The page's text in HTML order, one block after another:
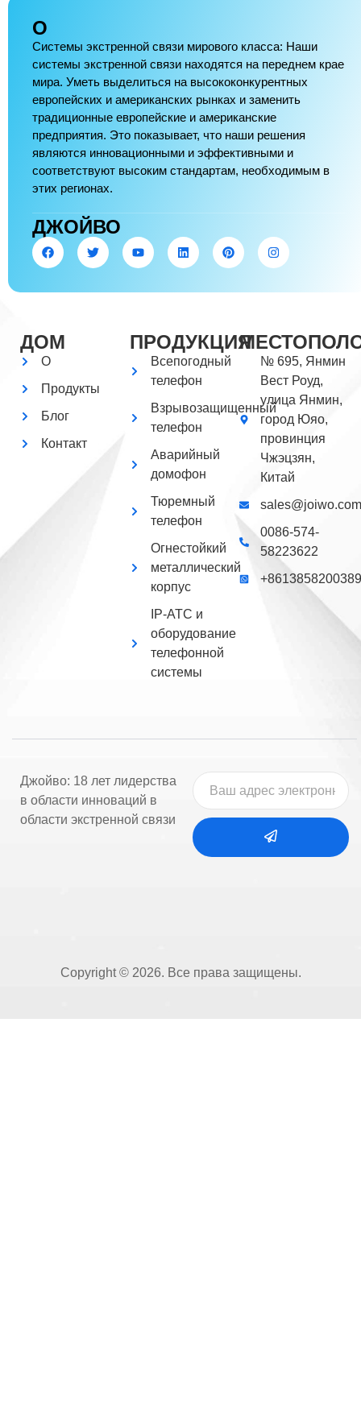
О
Системы экстренной связи мирового класса: Наши
системы экстренной связи находятся на переднем крае
мира. Уметь выделиться на высококонкурентных
европейских и американских рынках и заменить
традиционные европейские и американские
предприятия. Это показывает, что наши решения
являются инновационными и эффективными и
соответствуют высоким стандартам, необходимым в
этих регионах.
ДЖОЙВО
ДОМ
О
Продукты
Блог
Контакт
ПРОДУКЦИЯ
Всепогодный
телефон
Взрывозащищенный
телефон
Аварийный
домофон
Тюремный
телефон
Огнестойкий
металлический
корпус
IP-АТС и
оборудование
телефонной
системы
№ 695, Янмин
Вест Роуд,
улица Янмин,
город Юяо,
провинция
Чжэцзян,
Китай
sales@joiwo.com
0086-574-
58223622
+8613858200389
Джойво: 18 лет лидерства
в области инноваций в
области экстренной связи
Copyright © 2026. Все права защищены.